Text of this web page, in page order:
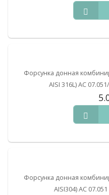
Форсунка донная
AISI 316L) АС
Форсунка донная
AISI304) АС